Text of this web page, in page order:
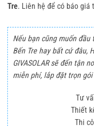
Tre. Liên hệ để có báo giá
Nếu bạn cũng muốn
Bến Tre hay bất cứ đâu,
GIVASOLAR sẽ đến tận
miễn phí, lắp đặt trọn
Tư
Thiết
Thi